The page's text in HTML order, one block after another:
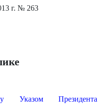
г. № 263
Указом Президента